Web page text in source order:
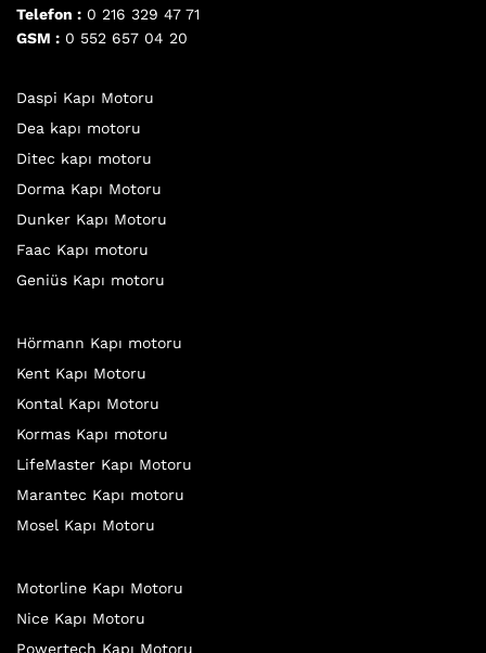
Telefon : 0 216 329 47 71
GSM : 0 552 657 04 20
Daspi Kapı Motoru
Dea kapı motoru
Ditec kapı motoru
Dorma Kapı Motoru
Dunker Kapı Motoru
Faac Kapı motoru
Geniüs Kapı motoru
Hörmann Kapı motoru
Kent Kapı Motoru
Kontal Kapı Motoru
Kormas Kapı motoru
LifeMaster Kapı Motoru
Marantec Kapı motoru
Mosel Kapı Motoru
Motorline Kapı Motoru
Nice Kapı Motoru
Powertech Kapı Motoru